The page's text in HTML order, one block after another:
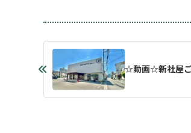
☆動画☆新社屋